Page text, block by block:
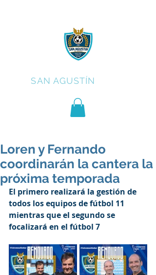
SAN AGUSTÍN
Loren y Fernando
coordinarán la cantera la
próxima temporada
El primero realizará la gestión de
todos los equipos de fútbol 11
mientras que el segundo se
focalizará en el fútbol 7